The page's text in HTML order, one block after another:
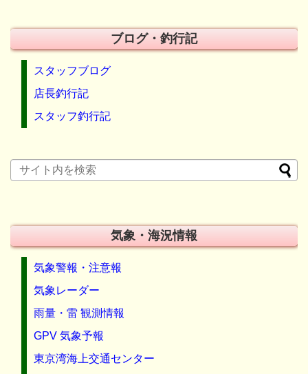
ブログ・釣行記
スタッフブログ
店長釣行記
スタッフ釣行記
気象・海況情報
気象警報・注意報
気象レーダー
雨量・雷 観測情報
GPV 気象予報
東京湾海上交通センター